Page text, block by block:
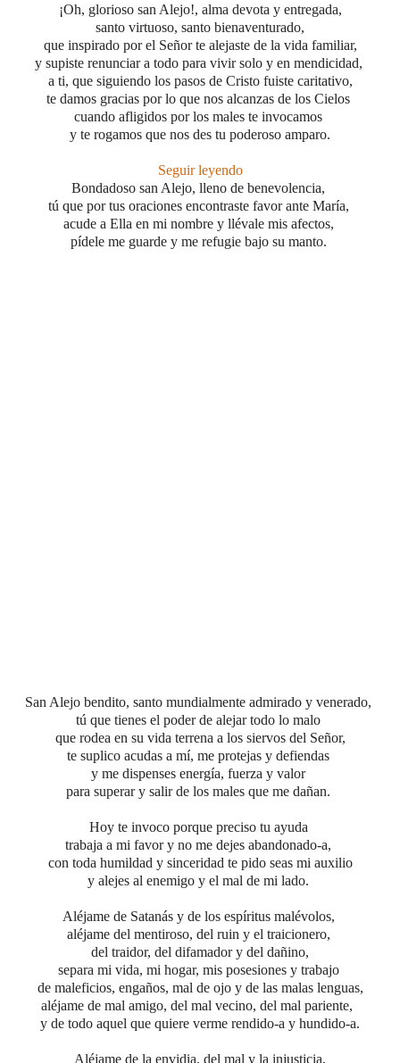
¡Oh, glorioso san Alejo!, alma devota y entregada,
santo virtuoso, santo bienaventurado,
que inspirado por el Señorte alejaste de la vida familiar,
y supiste renunciar a todo para vivir solo y en mendicidad,
a ti, que siguiendo los pasos de Cristo fuiste caritativo,
te damos gracias por lo que nos alcanzas de los Cielos
cuando afligidos por los males te invocamos
y te rogamos que nos des tu poderoso amparo.
Seguir leyendo
Bondadoso san Alejo, lleno de benevolencia,
tú que por tus oraciones encontraste favor ante María,
acude a Ella en mi nombre y llévale mis afectos,
pídele me guarde y me refugie bajo su manto.
San Alejo bendito, santo mundialmente admirado y venerado,
tú que tienes el poder de alejartodo lo malo
que rodea en su vida terrena a los siervos del Señor,
te suplico acudas a mí, me protejas y defiendas
y me dispenses energía, fuerza y valor
para superar y salir de los males que me dañan.
Hoy te invoco porque preciso tu ayuda
trabaja a mi favor y no me dejes abandonado-a,
con toda humildad y sinceridad te pido seas mi auxilio
y alejes al enemigo y el mal de mi lado.
Aléjame de Satanás y de los espíritus malévolos,
aléjame del mentiroso, del ruin y el traicionero,
del traidor, del difamador y del dañino,
separa mi vida, mi hogar, mis posesiones y trabajo
de maleficios, engaños, mal de ojo y de las malas lenguas,
aléjame de mal amigo, del mal vecino, del mal pariente,
y de todo aquel que quiere verme rendido-a y hundido-a.
Aléjame de la envidia, del mal y la injusticia,